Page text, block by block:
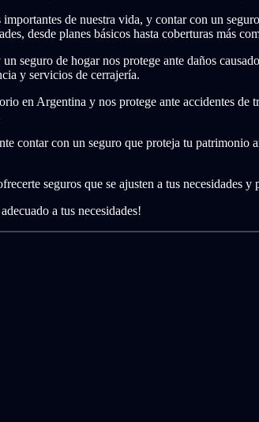
importantes de nuestra vida, y contar con un
desde planes básicos hasta coberturas más
seguro de hogar nos protege ante daños
y servicios de cerrajería.
en Argentina y nos protege ante accidentes de
contar con un seguro que proteja tu
seguros que se ajusten a tus
a tus necesidades!